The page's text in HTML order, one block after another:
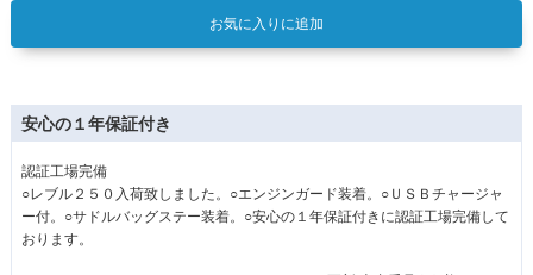
お気に入りに追加
安心の１年保証付き
認証工場完備
○レブル２５０入荷致しました。○エンジンガード装着。○ＵＳＢチャージャ
ー付。○サドルバッグステー装着。○安心の１年保証付きに認証工場完備して
おります。